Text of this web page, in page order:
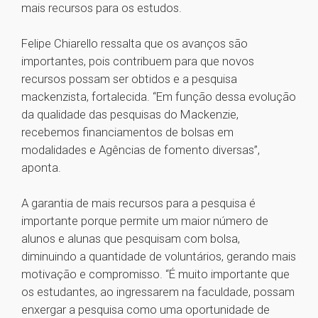
mais recursos para os estudos.
Felipe Chiarello ressalta que os avanços são
importantes, pois contribuem para que novos
recursos possam ser obtidos e a pesquisa
mackenzista, fortalecida. “Em função dessa evolução
da qualidade das pesquisas do Mackenzie,
recebemos financiamentos de bolsas em
modalidades e Agências de fomento diversas”,
aponta.
A garantia de mais recursos para a pesquisa é
importante porque permite um maior número de
alunos e alunas que pesquisam com bolsa,
diminuindo a quantidade de voluntários, gerando mais
motivação e compromisso. “É muito importante que
os estudantes, ao ingressarem na faculdade, possam
enxergar a pesquisa como uma oportunidade de